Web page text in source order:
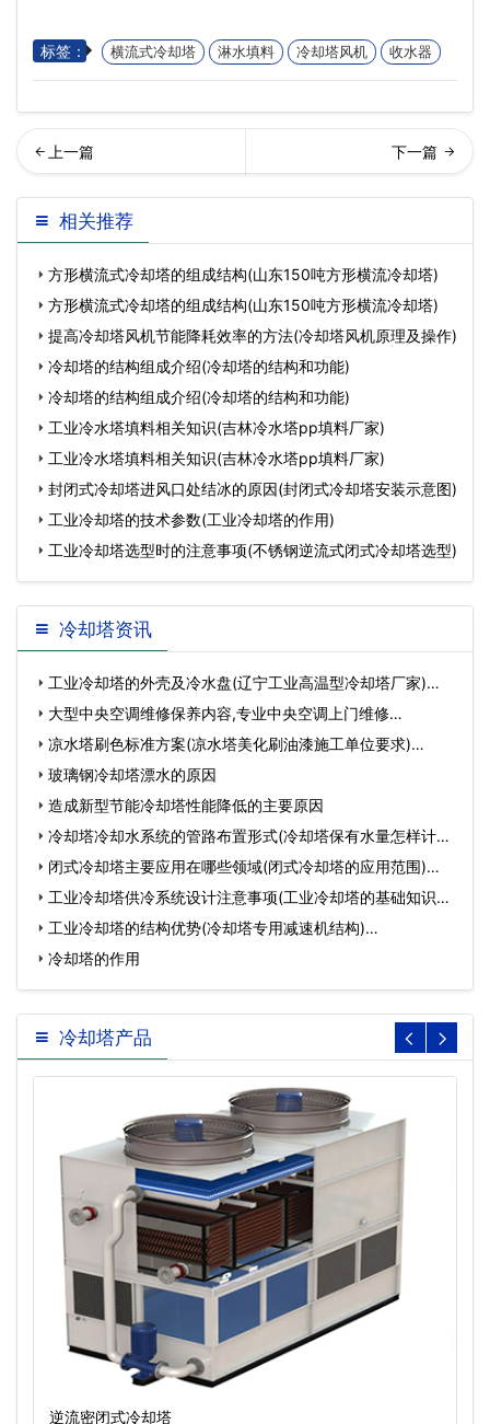
标签： 横流式冷却塔 淋水填料 冷却塔风机 收水器
响冷却塔散热效果的因素有
哪些(冷却塔散热效果…
却水塔是怎样进行工作的(冷
却水塔怎么降噪音)
相关推荐
方形横流式冷却塔的组成结构(山东150吨方形横流冷却塔)
方形横流式冷却塔的组成结构(山东150吨方形横流冷却塔)
提高冷却塔风机节能降耗效率的方法(冷却塔风机原理及操作)
冷却塔的结构组成介绍(冷却塔的结构和功能)
冷却塔的结构组成介绍(冷却塔的结构和功能)
工业冷水塔填料相关知识(吉林冷水塔pp填料厂家)
工业冷水塔填料相关知识(吉林冷水塔pp填料厂家)
封闭式冷却塔进风口处结冰的原因(封闭式冷却塔安装示意图)
工业冷却塔的技术参数(工业冷却塔的作用)
工业冷却塔选型时的注意事项(不锈钢逆流式闭式冷却塔选型)
冷却塔资讯
工业冷却塔的外壳及冷水盘(辽宁工业高温型冷却塔厂家)…
大型中央空调维修保养内容,专业中央空调上门维修…
凉水塔刷色标准方案(凉水塔美化刷油漆施工单位要求)…
玻璃钢冷却塔漂水的原因
造成新型节能冷却塔性能降低的主要原因
冷却塔冷却水系统的管路布置形式(冷却塔保有水量怎样计算)
… 闭式冷却塔主要应用在哪些领域(闭式冷却塔的应用范围)…
工业冷却塔供冷系统设计注意事项(工业冷却塔的基础知识和
常…工业冷却塔的结构优势(冷却塔专用减速机结构)…
冷却塔的作用
冷却塔产品
逆流密闭式冷却塔